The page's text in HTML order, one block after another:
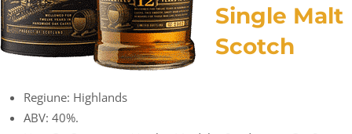
Single Malt
Scotch
Regiune: Highlands
ABV: 40%.